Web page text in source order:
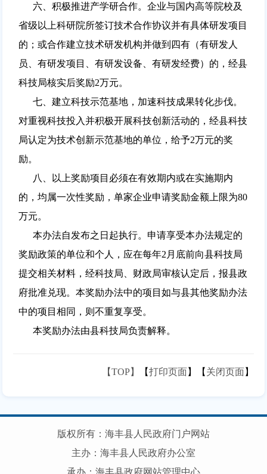
六、积极推进产学研合作。企业与国内高等院校及
省级以上科研院所签订技术合作协议并有具体研发项目
的；或合作建立技术研发机构并做到四有（有研发人
员、有研发项目、有研发设备、有研发经费）的，经县
科技局核实后奖励2万元。
七、建立科技示范基地，加速科技成果转化步伐。
对重视科技投入并积极开展科技创新活动的，经县科技
局认定为技术创新示范基地的单位，给予2万元的奖
励。
八、以上奖励项目必须在有效期内或在实施期内
的，均属一次性奖励，单家企业申请奖励金额上限为80
万元。
本办法自发布之日起执行。申请享受本办法规定的
奖励政策的单位和个人，应在每年2月底前向县科技局
提交相关材料，经科技局、财政局审核认定后，报县政
府批准兑现。本奖励办法中的项目如与县其他奖励办法
中的项目相同，则不重复享受。
本奖励办法由县科技局负责解释。
【TOP】 【打印页面】【 关闭页面】
版权所有：海丰县人民政府门户网站
主办：海丰县人民政府办公室